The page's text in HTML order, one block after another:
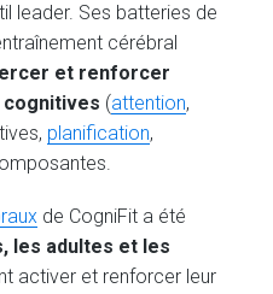
leader. Ses batteries de
cérébral
et renforcer
cognitives (attention,
planification,
de CogniFit a été
les adultes et les
activer et renforcer leur